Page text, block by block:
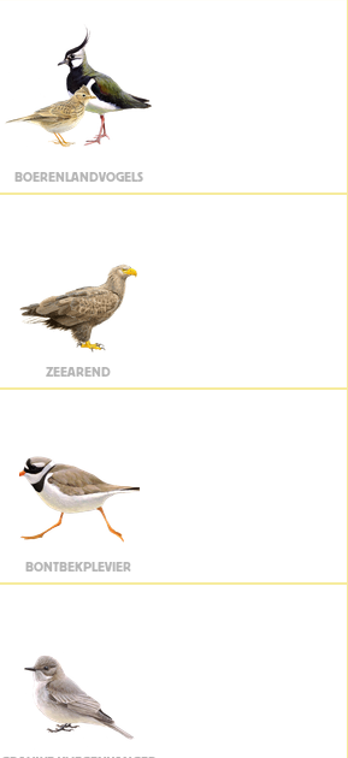
BOERENLANDVOGELS
ZEEAREND
BONTBEKPLEVIER